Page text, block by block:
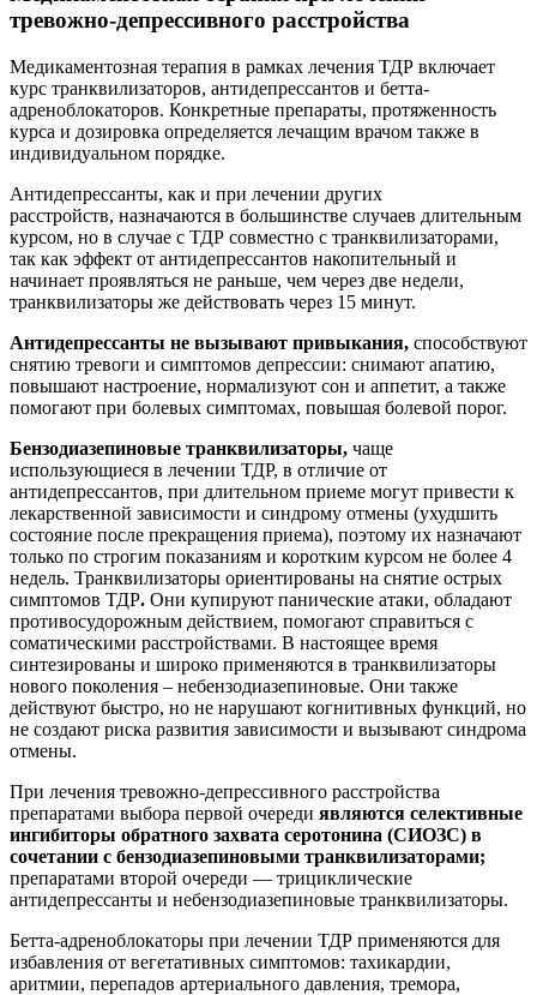
тревожно-депрессивного расстройства
Медикаментозная терапия в рамках лечения ТДР включает
курс транквилизаторов, антидепрессантов и бетта-
адреноблокаторов. Конкретные препараты, протяженность
курса и дозировка определяется лечащим врачом также в
индивидуальном порядке.
Антидепрессанты, как и при лечении других
расстройств, назначаются в большинстве случаев длительным
курсом, но в случае с ТДР совместно с транквилизаторами,
так как эффект от антидепрессантов накопительный и
начинает проявляться не раньше, чем через две недели,
транквилизаторы же действовать через 15 минут.
Антидепрессанты не вызывают привыкания, способствуют
снятию тревоги и симптомов депрессии: снимают апатию,
повышают настроение, нормализуют сон и аппетит, а также
помогают при болевых симптомах, повышая болевой порог.
Бензодиазепиновые транквилизаторы, чаще
использующиеся в лечении ТДР, в отличие от
антидепрессантов, при длительном приеме могут привести к
лекарственной зависимости и синдрому отмены (ухудшить
состояние после прекращения приема), поэтому их назначают
только по строгим показаниям и коротким курсом не более 4
недель. Транквилизаторы ориентированы на снятие острых
симптомов ТДР. Они купируют панические атаки, обладают
противосудорожным действием, помогают справиться с
соматическими расстройствами. В настоящее время
синтезированы и широко применяются в транквилизаторы
нового поколения – небензодиазепиновые. Они также
действуют быстро, но не нарушают когнитивных функций, но
не создают риска развития зависимости и вызывают синдрома
отмены.
При лечения тревожно-депрессивного расстройства
препаратами выбора первой очереди являются селективные
ингибиторы обратного захвата серотонина (СИОЗС) в
сочетании с бензодиазепиновыми транквилизаторами;
препаратами второй очереди — трициклические
антидепрессанты и небензодиазепиновые транквилизаторы.
Бетта-адреноблокаторы при лечении ТДР применяются для
избавления от вегетативных симптомов: тахикардии,
аритмии, перепадов артериального давления, тремора,